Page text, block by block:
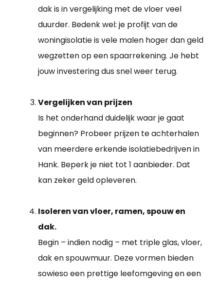
dak is in vergelijking met de vloer veel
duurder. Bedenk wel: je profijt van de
woningisolatie is vele malen hoger dan geld
wegzetten op een spaarrekening. Je hebt
jouw investering dus snel weer terug.
Vergelijken van prijzen
Is het onderhand duidelijk waar je gaat
beginnen? Probeer prijzen te achterhalen
van meerdere erkende isolatiebedrijven in
Hank. Beperk je niet tot 1 aanbieder. Dat
kan zeker geld opleveren.
Isoleren van vloer, ramen, spouw en
dak.
Begin – indien nodig – met triple glas, vloer,
dak en spouwmuur. Deze vormen bieden
sowieso een prettige leefomgeving en een